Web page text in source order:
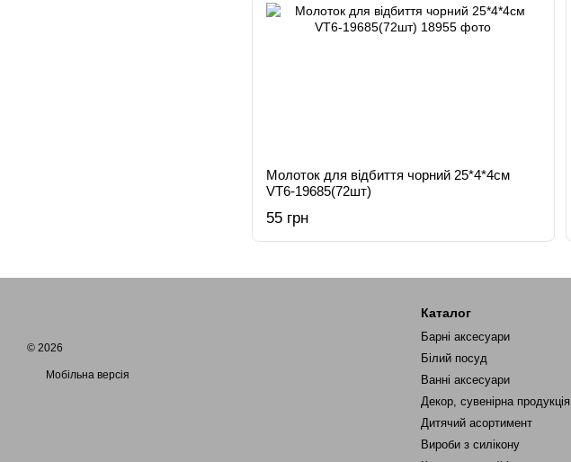
Молоток для відбиття чорний 25*4*4см
VT6-19685(72шт)
55 грн
© 2026
Мобільна версія
Каталог
Барні аксесуари
Білий посуд
Ванні аксесуари
Декор, сувенірна продукція
Дитячий асортимент
Вироби з силікону